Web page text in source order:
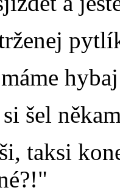
šel
taksi